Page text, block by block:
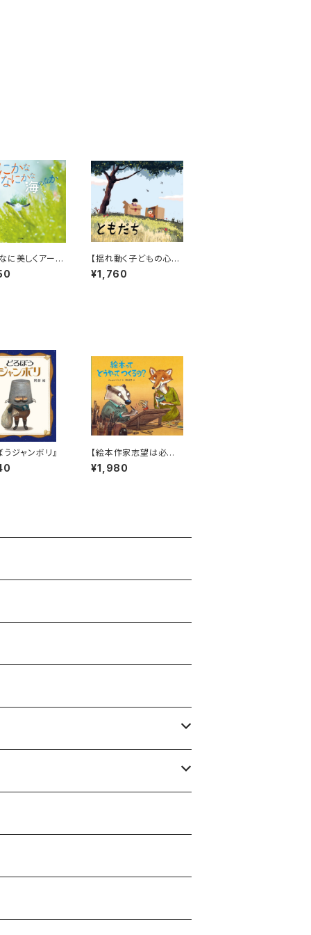
に美しくアート
海の写真絵本
とない！★『な
【揺れ動く子どもの心情
に同感！】『ともだち』
¥1,760
うジャンボリ』
【絵本作家志望は必
読！】『絵本ってどうやっ
てつくるの?』
¥1,980